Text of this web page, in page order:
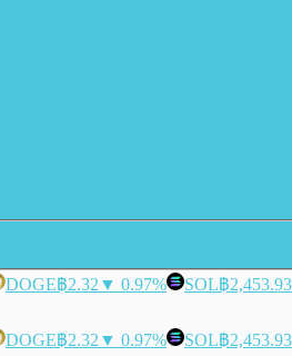
DOGE฿2.32 ▼ 0.97% SOL฿2,453.93
DOGE฿2.32 ▼ 0.97% SOL฿2,453.93